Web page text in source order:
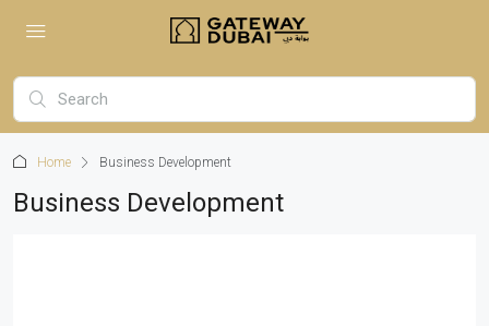
Home Business Development
Business Development